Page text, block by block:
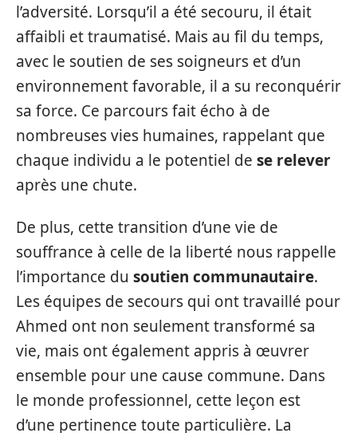
l’adversité. Lorsqu’il a été secouru, il était
affaibli et traumatisé. Mais au fil du temps,
avec le soutien de ses soigneurs et d’un
environnement favorable, il a su reconquérir
sa force. Ce parcours fait écho à de
nombreuses vies humaines, rappelant que
chaque individu a le potentiel de se relever
après une chute.
De plus, cette transition d’une vie de
souffrance à celle de la liberté nous rappelle
l’importance du soutien communautaire.
Les équipes de secours qui ont travaillé pour
Ahmed ont non seulement transformé sa
vie, mais ont également appris à œuvrer
ensemble pour une cause commune. Dans
le monde professionnel, cette leçon est
d’une pertinence toute particulière. La